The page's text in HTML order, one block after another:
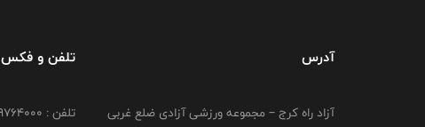
آدرس
آزاد راه کرج – مجموعه ورزشی آزادی ضلع غربی
تلفن و فکس
تلفن : 02149764000